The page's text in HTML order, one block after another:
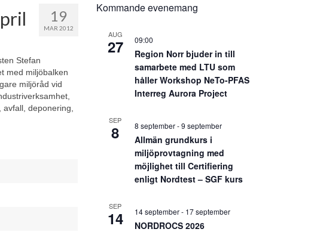
19
MAR 2012
Stefan
med miljöbalken
miljöråd vid
deponering,
Kommande evenemang
AUG
27 09:00
Region Norr bjuder in till
samarbete med LTU som
håller Workshop NeTo-PFAS
Interreg Aurora Project
SEP
8 8 september-9 september
Allmän grundkurs i
miljöprovtagning med
möjlighet till Certifiering
enligt Nordtest – SGF kurs
SEP
14 14 september- 17 september
NORDROCS 2026